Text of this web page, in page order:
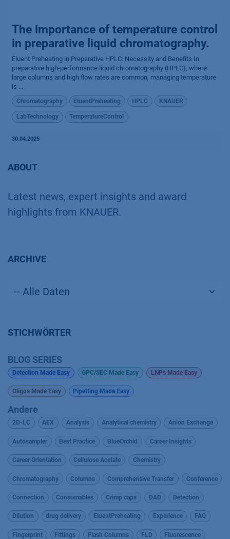
The importance of temperature control
in preparative liquid chromatography.
Eluent Preheating in Preparative HPLC: Necessity and Benefits In
preparative high-performance liquid chromatography (HPLC), where
large columns and high flow rates are common, managing temperature
is ...
Chromatography EluentPreheating HPLC KNAUER
LabTechnology TemperatureControl
30.04.2025
ABOUT
Latest news, expert insights and award
highlights from KNAUER.
ARCHIVE
STICHWÖRTER
BLOG SERIES
Detection Made Easy GPC/SEC Made Easy LNPs Made Easy
Oligos Made Easy Pipetting Made Easy
Andere
2D-LC AEX Analysis Analytical chemistry Anion Exchange
Autosampler Best Practice BlueOrchid Career Insights
Career Orientation Cellulose Acetate Chemistry
Chromatography Columns Comprehensive Transfer Conference
Connection Consumables Crimp caps DAD Detection
Dilution drug delivery EluentPreheating Experience FAQ
Fingerprint Fittings Flash Columns FLD Fluorescence